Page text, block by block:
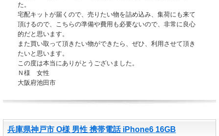
た。
宅配キットが届くので、売りたい物を詰め込み、集荷にも来て
頂けるので、こちらの準備や費用も必要ないので、非常に良心
的だと思います。
また買い取って頂きたい物ができたら、ぜひ、利用させて頂き
たいと思います。
この度は本当にありがとうございました。
Ｎ様 女性
大阪府池田市
兵庫県神戸市 O様 男性 携帯電話 iPhone6 16GB